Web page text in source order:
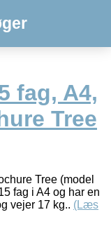
fag, A4,
Tree
Tree (model
fag i A4 og har en
vejer 17 kg.. (Læs